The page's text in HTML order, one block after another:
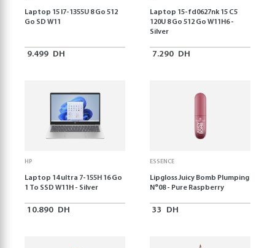
Laptop 15 I7-1355U 8 Go 512
Go SD W11
9.499 DH
Laptop 15-fd0627nk 15 C5
120U 8 Go 512 Go W11H6 -
Silver
7.290 DH
HP
Laptop 14 ultra 7-155H 16 Go
1 To SSD W11H - Silver
10.890 DH
ESSENCE
Lipgloss Juicy Bomb Plumping
N°08 - Pure Raspberry
33 DH